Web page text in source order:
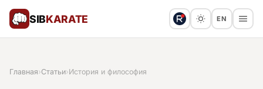
SIBKARATE EN
Главная›Статьи›История и философия